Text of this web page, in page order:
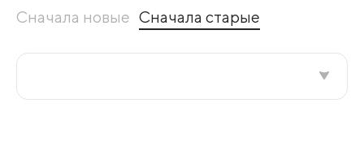
Сначала новые Сначала старые